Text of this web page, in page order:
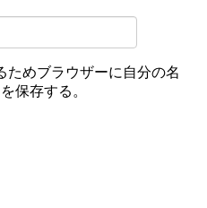
ためブラウザーに自分の名
保存する。